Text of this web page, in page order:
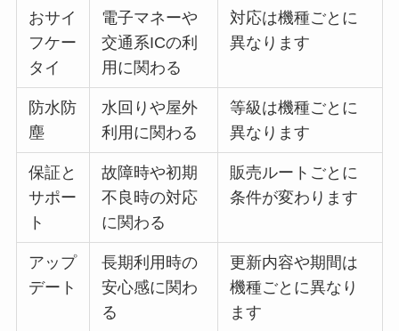
おサイ
フケー
タイ
電子マネーや
交通系ICの利
用に関わる
対応は機種ごとに
異なります
防水防
塵
水回りや屋外
利用に関わる
等級は機種ごとに
異なります
保証と
サポー
ト
故障時や初期
不良時の対応
に関わる
販売ルートごとに
条件が変わります
アップ
デート
長期利用時の
安心感に関わ
る
更新内容や期間は
機種ごとに異なり
ます